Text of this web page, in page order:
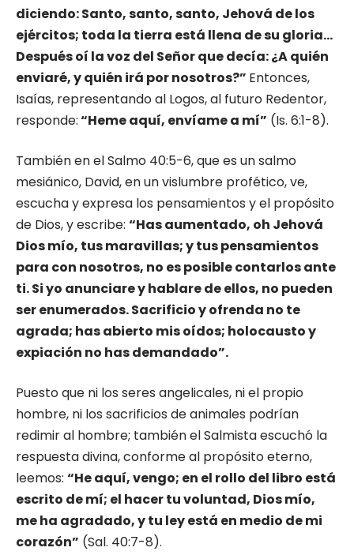
diciendo: Santo, santo, santo, Jehová de los
ejércitos; toda la tierra está llena de su gloria…
Después oí la voz del Señor que decía: ¿A quién
enviaré, y quién irá por nosotros?” Entonces,
Isaías, representando al Logos, al futuro Redentor,
responde:“Heme aquí, envíame a mí” (Is. 6:1-8).
También en el Salmo 40:5-6, que es un salmo
mesiánico, David, en un vislumbre profético, ve,
escucha y expresa los pensamientos y el propósito
de Dios, y escribe: “Has aumentado, oh Jehová
Dios mío, tus maravillas; y tus pensamientos
para con nosotros, no es posible contarlos ante
ti. Si yo anunciare y hablare de ellos, no pueden
ser enumerados. Sacrificio y ofrenda no te
agrada; has abierto mis oídos; holocausto y
expiación no has demandado”.
Puesto que ni los seres angelicales, ni el propio
hombre, ni los sacrificios de animales podrían
redimir al hombre; también el Salmista escuchó la
respuesta divina, conforme al propósito eterno,
leemos: “He aquí, vengo; en el rollo del libro está
escrito de mí; el hacer tu voluntad, Dios mío,
me ha agradado, y tu ley está en medio de mi
corazón” (Sal. 40:7-8).